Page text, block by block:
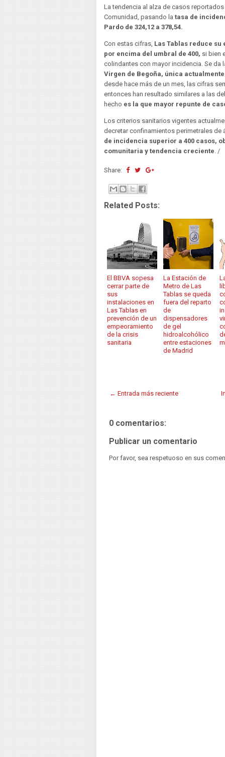
La tendencia al alza de casos
Comunidad, pasando la tasa de
Pardo de 324,12 a 378,54.
Con estas cifras, Las Tablas reduce
por encima del umbral de 400, si bien
colindantes con mayor incidencia. Se da
Virgen de Begoña, única
desde hace más de un mes, las cifras
entonces han resultado similares a las
hecho es la que mayor repunte de
Los criterios sanitarios vigentes
decretar confinamientos perimetrales de
de incidencia superior a 400 casos,
comunitaria y tendencia creciente. /
Share:
Related Posts:
El BBVA sopesa
cerrar parte de
sus
instalaciones en
Las Tablas en
prevención de un
empeoramiento
de la crisis
sanitaria
La Estación de
Metro de Las
Tablas se queda
fuera del reparto
de
dispensadores
de gel
hidroalcohólico
entre estaciones
de Madrid
← Entrada más reciente
0 comentarios:
Publicar un comentario
Por favor, sea respetuoso en sus